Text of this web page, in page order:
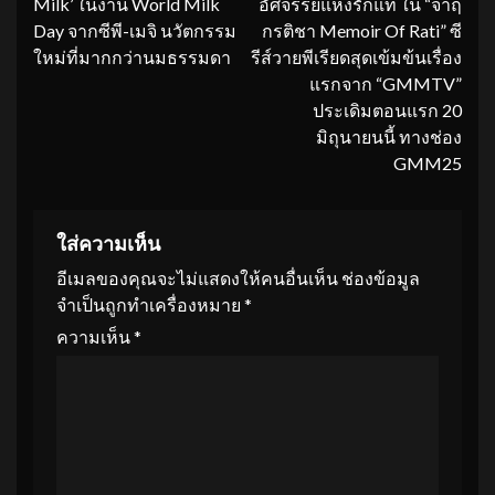
Day จากซีพี-เมจิ นวัตกรรม
ใหม่ที่มากกว่านมธรรมดา
กรติชา Memoir Of Rati” ซี
รีส์วายพีเรียดสุดเข้มข้นเรื่อง
แรกจาก “GMMTV”
ประเดิมตอนแรก 20
มิถุนายนนี้ ทางช่อง
GMM25
ใส่ความเห็น
อีเมลของคุณจะไม่แสดงให้คนอื่นเห็น ช่องข้อมูล
จำเป็นถูกทำเครื่องหมาย *
ความเห็น*